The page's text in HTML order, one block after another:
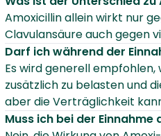
Amoxicillin allein wirkt nur
Clavulansäure auch gegen
Darf ich während der
Es wird generell
zusätzlich zu belasten und
aber die Verträglichkeit
Muss ich bei der